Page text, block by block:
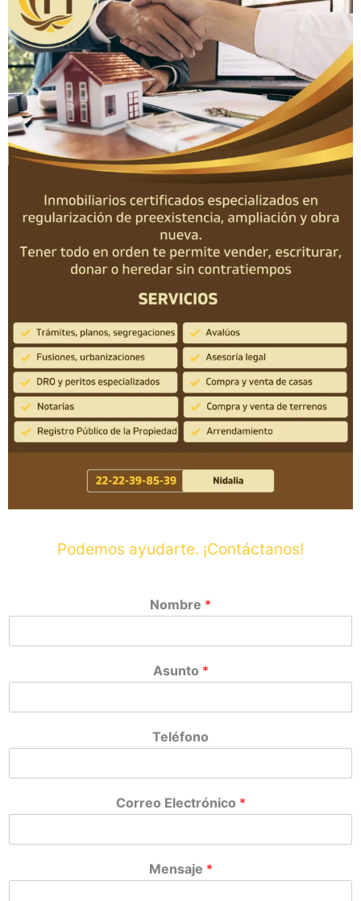
Podemos ayudarte. ¡Contáctanos!
Nombre *
Asunto *
Teléfono
Correo Electrónico *
Mensaje *